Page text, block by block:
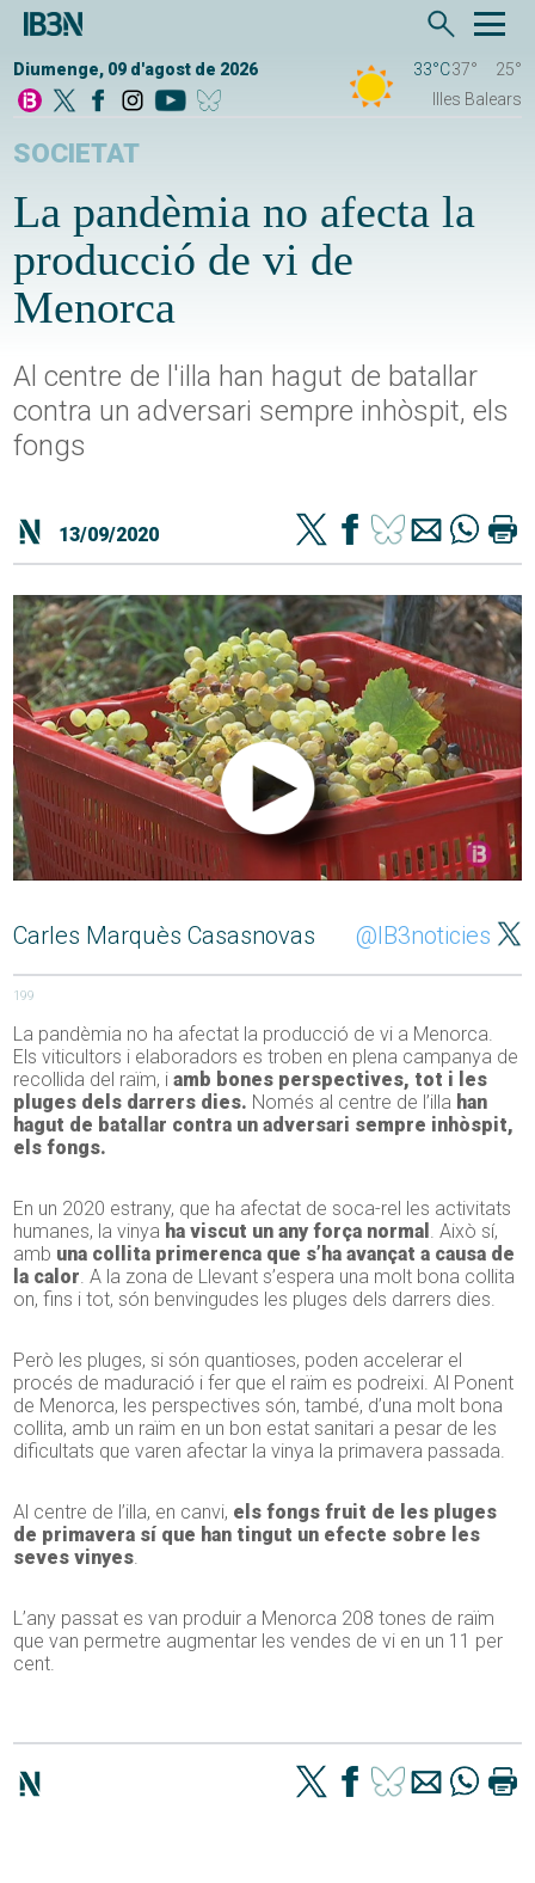
Diumenge, 09 d'agost de 2026 33°C37°
25°
Illes Balears
SOCIETAT
La pandèmia no afecta la
producció de vi de
Menorca
Al centre de l'illa han hagut de batallar
contra un adversari sempre inhòspit, els
fongs
13/09/2020
Carles Marquès Casasnovas @IB3noticies
199
La pandèmia no ha afectat la producció de vi a Menorca.
Els viticultors i elaboradors es troben en plena campanya de
recollida del raïm, i amb bones perspectives, tot i les
pluges dels darrers dies. Només al centre de l’illa han
hagut de batallar contra un adversari sempre inhòspit,
els fongs.
En un 2020 estrany, que ha afectat de soca-rel les activitats
humanes, la vinya ha viscut un any força normal . Això sí,
amb una collita primerenca que s’ha avançat a causa de
la calor. A la zona de Llevant s’espera una molt bona collita
on, fins i tot, són benvingudes les pluges dels darrers dies.
Però les pluges, si són quantioses, poden accelerar el
procés de maduració i fer que el raïm es podreixi. Al Ponent
de Menorca, les perspectives són, també, d’una molt bona
collita, amb un raïm en un bon estat sanitari a pesar de les
dificultats que varen afectar la vinya la primavera passada.
Al centre de l’illa, en canvi, els fongs fruit de les pluges
de primavera sí que han tingut un efecte sobre les
seves vinyes.
L’any passat es van produir a Menorca 208 tones de raïm
que van permetre augmentar les vendes de vi en un 11 per
cent.